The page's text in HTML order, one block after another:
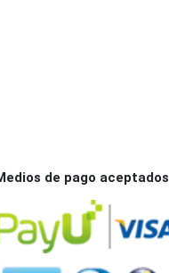
de pago aceptados